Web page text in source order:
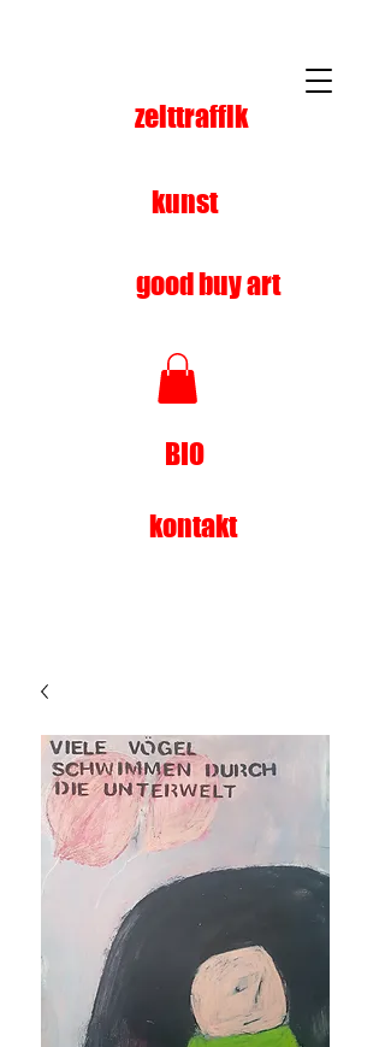
kunst
zeittraffik
good buy art
BIO
kontakt